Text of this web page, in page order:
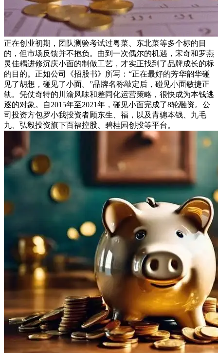
正在创业初期，团队测验考试过粤菜、东北菜等多个标的目
的，但市场反馈并不抱负。曲到一次偶尔的机遇，宋奇和罗燕
灵佳耦进修沉庆小面的制做工艺，才实正找到了品牌成长的标
的目的。正如公司《招股书》所写：“正在最好的芳华韶华碰
见了胡想，碰见了小面。”品牌名称敲定后，碰见小面敏捷正
轨。凭仗奇特的川渝风味和差同化运营策略，很快成为本钱逃
逐的对象。自2015年至2021年，碰见小面完成了8轮融资。公
司投资方包罗小我投资者顾东生、福，以及青骢本钱、九毛
九、弘毅投资旗下百福控股、碧桂园创投等平台。